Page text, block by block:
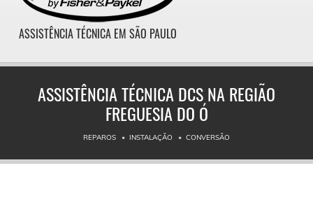
ASSISTÊNCIA TÉCNICA EM SÃO PAULO
ASSISTÊNCIA TÉCNICA DCS NA REGIÃO
FREGUESIA DO Ó
REPAROS INSTALAÇÃO CONVERSÃO